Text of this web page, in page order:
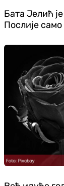
Бата Јелић
Послије